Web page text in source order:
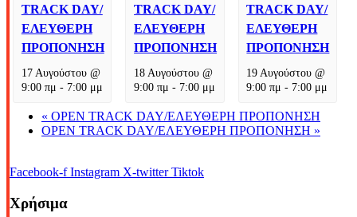
TRACK DAY/
ΕΛΕΥΘΕΡΗ
ΠΡΟΠΟΝΗΣΗ
17 Αυγούστου @
9:00 πμ - 7:00 μμ
TRACK DAY/
ΕΛΕΥΘΕΡΗ
ΠΡΟΠΟΝΗΣΗ
18 Αυγούστου @
9:00 πμ - 7:00 μμ
TRACK DAY/
ΕΛΕΥΘΕΡΗ
ΠΡΟΠΟΝΗΣΗ
19 Αυγούστου @
9:00 πμ - 7:00 μμ
« OPEN TRACK DAY/ΕΛΕΥΘΕΡΗ ΠΡΟΠΟΝΗΣΗ
OPEN TRACK DAY/ΕΛΕΥΘΕΡΗ ΠΡΟΠΟΝΗΣΗ »
Facebook-f Instagram X-twitter Tiktok
Χρήσιμα